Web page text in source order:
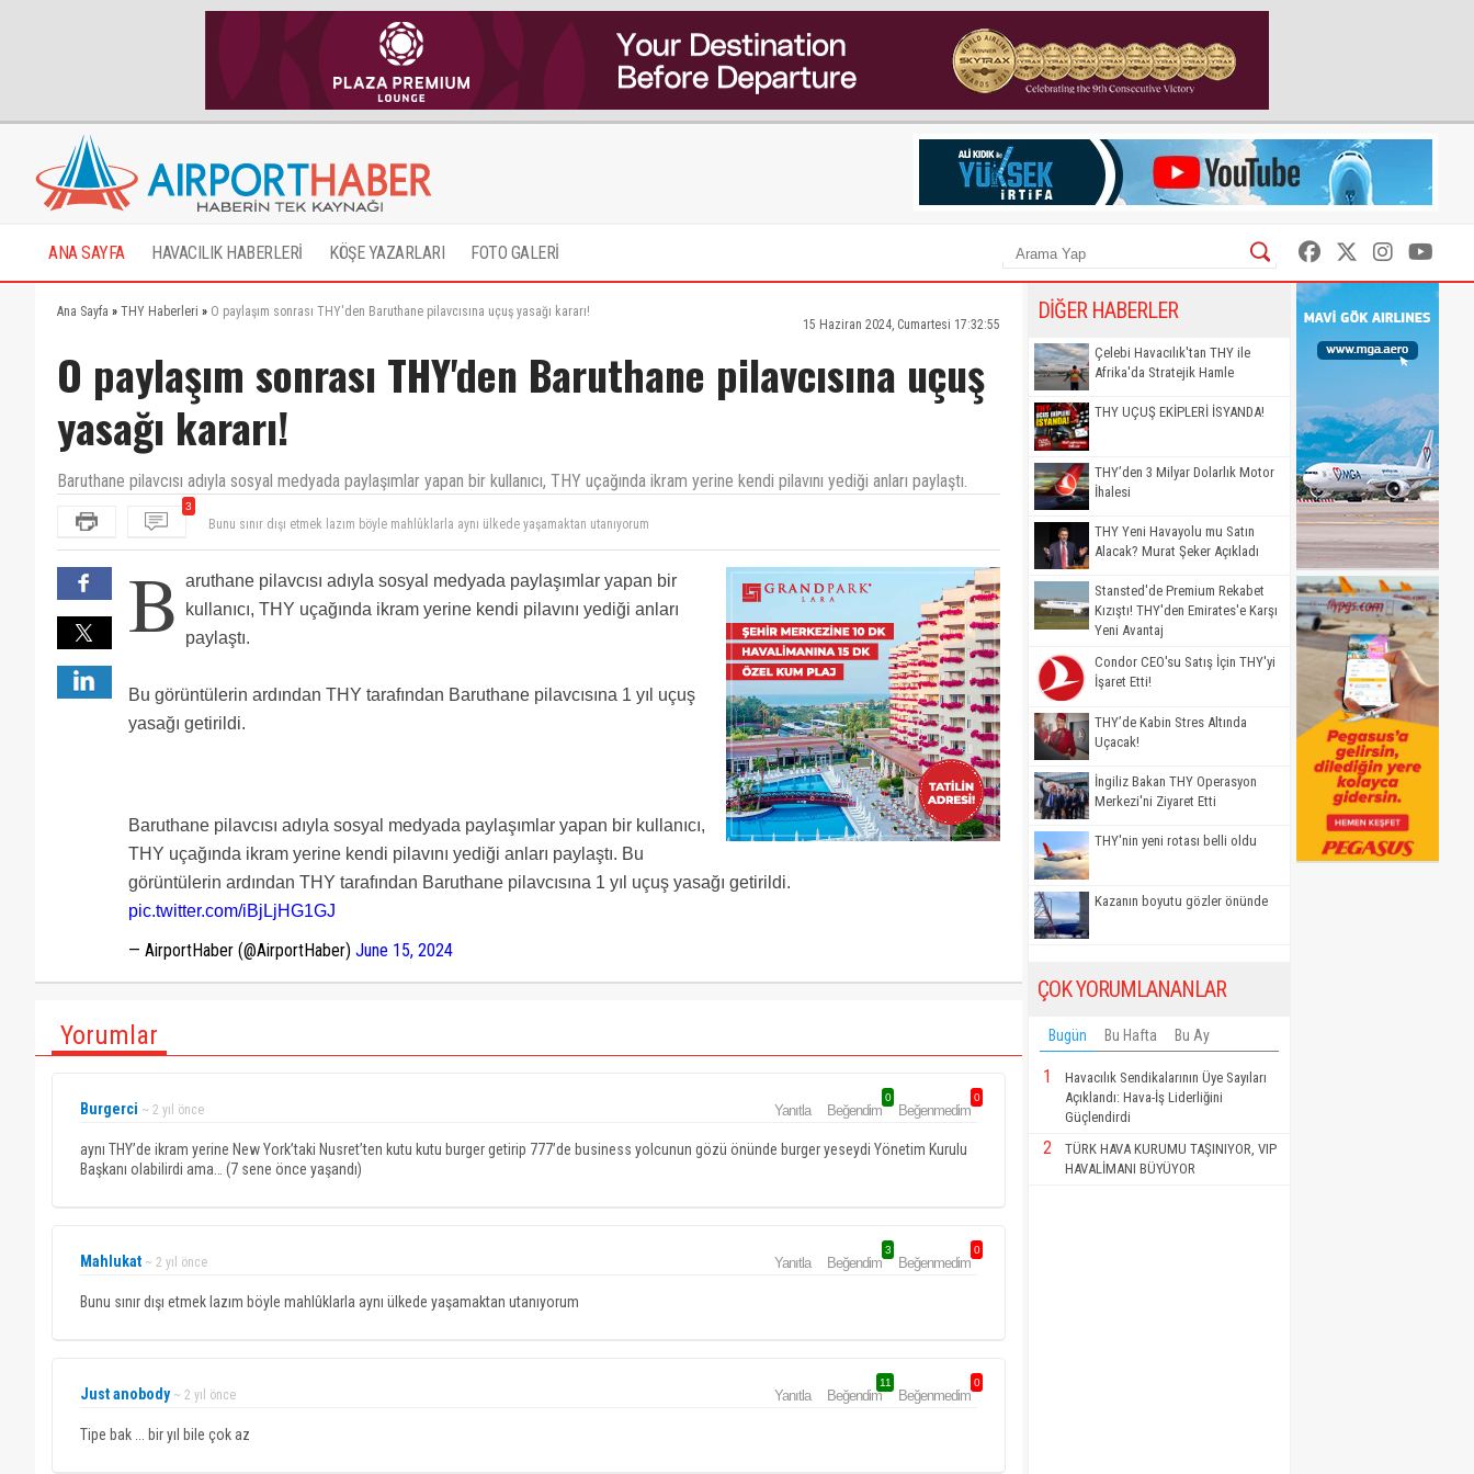
ANA SAYFA HAVACILIK HABERLERİ KÖŞE YAZARLARI FOTO GALERİ
Ana Sayfa » THY Haberleri » O paylaşım sonrası THY'den Baruthane pilavcısına uçuş yasağı kararı!
15 Haziran 2024, Cumartesi 17:32:55
O paylaşım sonrası THY'den Baruthane pilavcısına uçuş
yasağı kararı!
Baruthane pilavcısı adıyla sosyal medyada paylaşımlar yapan bir kullanıcı, THY uçağında ikram yerine kendi pilavını yediği anları paylaştı.
3
Tipe bak ... bir yıl bile çok az
aynı THY’de ikram yerine New York’taki Nusret’ten kutu kutu burger getirip 777’de business yolcunun gözü önünde burger yeseydi Yönetim
B aruthane pilavcısı adıyla sosyal medyada paylaşımlar yapan bir
kullanıcı, THY uçağında ikram yerine kendi pilavını yediği anları
paylaştı.
Bu görüntülerin ardından THY tarafından Baruthane pilavcısına 1 yıl uçuş
yasağı getirildi.
Baruthane pilavcısı adıyla sosyal medyada paylaşımlar yapan bir kullanıcı,
THY uçağında ikram yerine kendi pilavını yediği anları paylaştı. Bu
görüntülerin ardından THY tarafından Baruthane pilavcısına 1 yıl uçuş yasağı getirildi.
pic.twitter.com/iBjLjHG1GJ
— AirportHaber (@AirportHaber) June 15, 2024
Yorumlar
Burgerci ~ 2 yıl önce Yanıtla Beğendim
0
Beğenmedim
0
aynı THY’de ikram yerine New York’taki Nusret’ten kutu kutu burger getirip 777’de business yolcunun gözü önünde burger yeseydi Yönetim Kurulu
Başkanı olabilirdi ama… (7 sene önce yaşandı)
Mahlukat ~ 2 yıl önce Yanıtla Beğendim
3
Beğenmedim
0
Bunu sınır dışı etmek lazım böyle mahlûklarla aynı ülkede yaşamaktan utanıyorum
Just anobody ~ 2 yıl önce Yanıtla Beğendim
11
Beğenmedim
0
Tipe bak ... bir yıl bile çok az
DİĞER HABERLER
Çelebi Havacılık'tan THY ile
Afrika'da Stratejik Hamle
THY UÇUŞ EKİPLERİ İSYANDA!
THY’den 3 Milyar Dolarlık Motor
İhalesi
THY Yeni Havayolu mu Satın
Alacak? Murat Şeker Açıkladı
Stansted'de Premium Rekabet
Kızıştı! THY'den Emirates'e Karşı
Yeni Avantaj
Condor CEO'su Satış İçin THY'yi
İşaret Etti!
THY’de Kabin Stres Altında
Uçacak!
İngiliz Bakan THY Operasyon
Merkezi'ni Ziyaret Etti
THY'nin yeni rotası belli oldu
Kazanın boyutu gözler önünde
ÇOK YORUMLANANLAR
Bugün Bu Hafta Bu Ay
1
Havacılık Sendikalarının Üye Sayıları
Açıklandı: Hava-İş Liderliğini
Güçlendirdi
2
TÜRK HAVA KURUMU TAŞINIYOR, VIP
HAVALİMANI BÜYÜYOR